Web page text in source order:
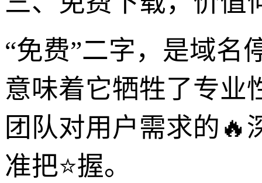
“免费”二字，是域名
意味着它牺牲了专业
团队对用户需求的🔥
准把⭐握。